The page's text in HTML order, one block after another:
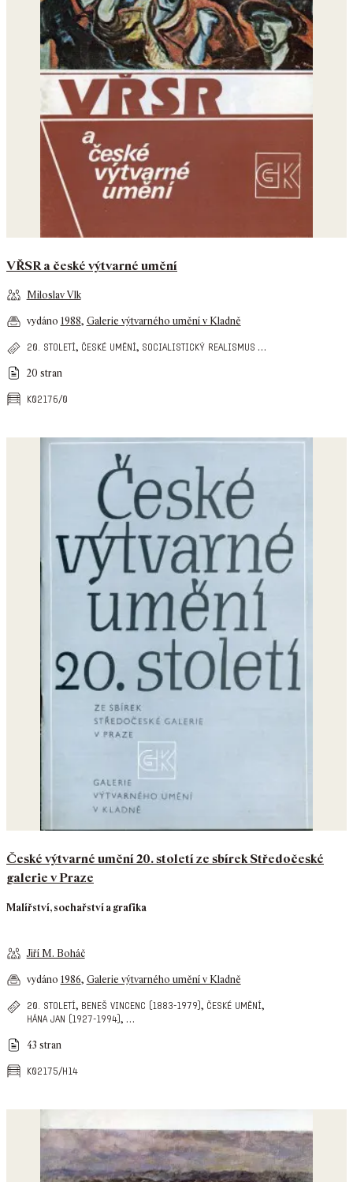
VŘSR a české výtvarné umění
Miloslav Vlk
vydáno 1988, Galerie výtvarného umění v Kladně
20. století, české umění, socialistický realismus …
20 stran
k02176/0
České výtvarné umění 20. století ze sbírek Středočeské
galerie v Praze
Malířství, sochařství a grafika
Jiří M. Boháč
vydáno 1986, Galerie výtvarného umění v Kladně
20. století, beneš vincenc (1883-1979), české umění,
hána jan (1927-1994), …
43 stran
k02175/h14